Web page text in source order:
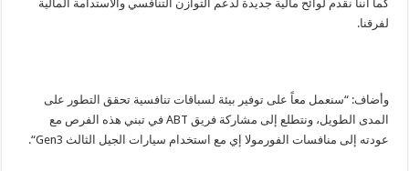
كما أننا نقدم لوائح مالية جديدة لدعم التوازن التنافسي والاستدامة المالية
لفرقنا.
وأضاف: “سنعمل معاً على توفير بيئة لسباقات تنافسية تحقق التطور على
المدى الطويل، ونتطلع إلى مشاركة فريق ABTفي تبني هذه الفرص مع
عودته إلى منافسات الفورمولا إي مع استخدام سيارات الجيل الثالث Gen3
“.